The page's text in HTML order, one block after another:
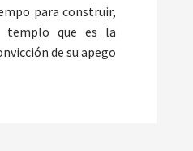
para construir,
templo que es la
de su apego